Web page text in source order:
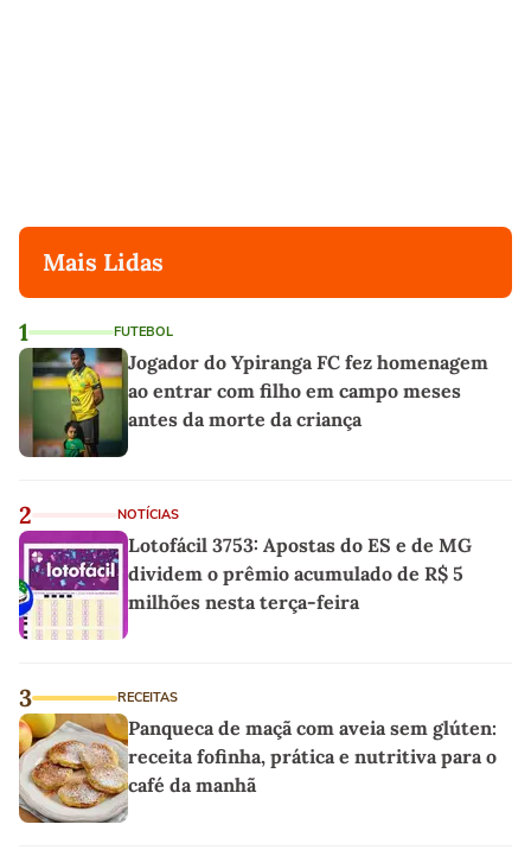
Mais Lidas
1 FUTEBOL
Jogador do Ypiranga FC fez homenagem
ao entrar com filho em campo meses
antes da morte da criança
2 NOTÍCIAS
Lotofácil 3753: Apostas do ES e de MG
dividem o prêmio acumulado de R$ 5
milhões nesta terça-feira
3 RECEITAS
Panqueca de maçã com aveia sem glúten:
receita fofinha, prática e nutritiva para o
café da manhã